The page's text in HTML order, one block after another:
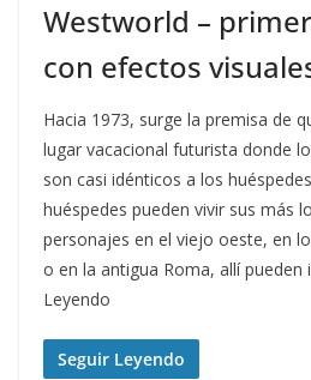
Westworld –
con efectos
Hacia 1973, surge la premisa de
lugar vacacional futurista donde
son casi idénticos a los
huéspedes pueden vivir sus más
personajes en el viejo oeste, en
o en la antigua Roma, allí pueden
Leyendo
Seguir Leyendo